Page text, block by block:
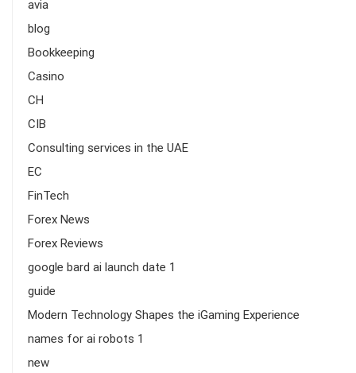
avia
blog
Bookkeeping
Casino
CH
CIB
Consulting services in the UAE
EC
FinTech
Forex News
Forex Reviews
google bard ai launch date 1
guide
Modern Technology Shapes the iGaming Experience
names for ai robots 1
new